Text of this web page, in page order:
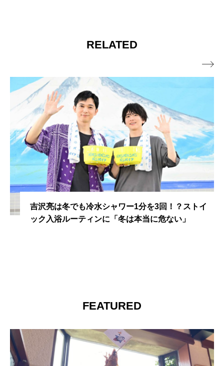
RELATED
吉沢亮は冬でも冷水シャワー1分を3回！？ストイ
ック入浴ルーティンに「冬は本当に危ない」

FEATURED